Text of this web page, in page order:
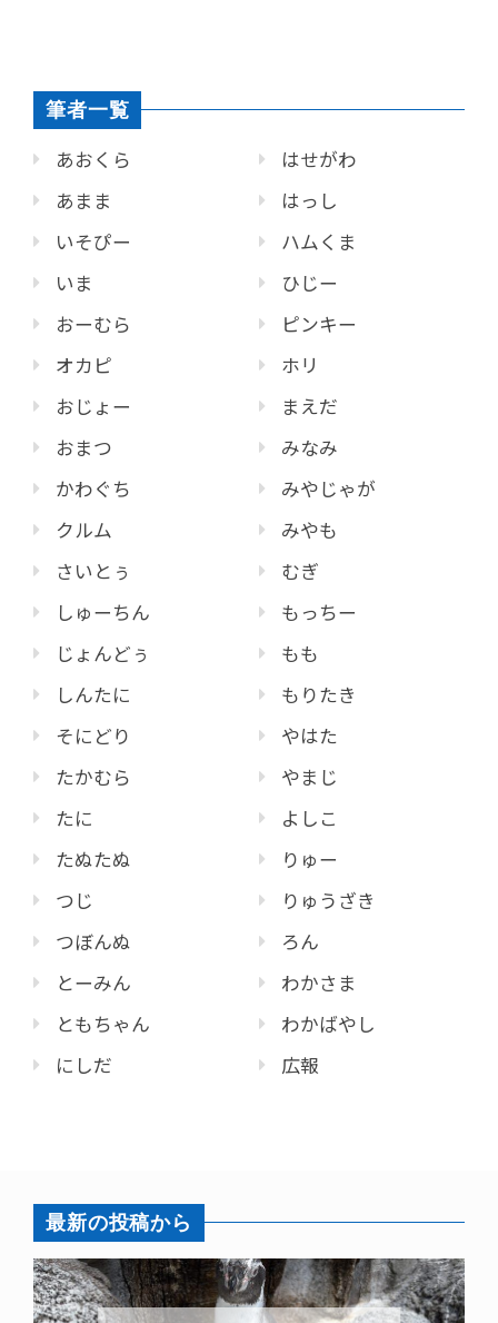
筆者一覧
あおくら
あまま
いそぴー
いま
おーむら
オカピ
おじょー
おまつ
かわぐち
クルム
さいとぅ
しゅーちん
じょんどぅ
しんたに
そにどり
たかむら
たに
たぬたぬ
つじ
つぼんぬ
とーみん
ともちゃん
にしだ
はせがわ
はっし
ハムくま
ひじー
ピンキー
ホリ
まえだ
みなみ
みやじゃが
みやも
むぎ
もっちー
もも
もりたき
やはた
やまじ
よしこ
りゅー
りゅうざき
ろん
わかさま
わかばやし
広報
最新の投稿から